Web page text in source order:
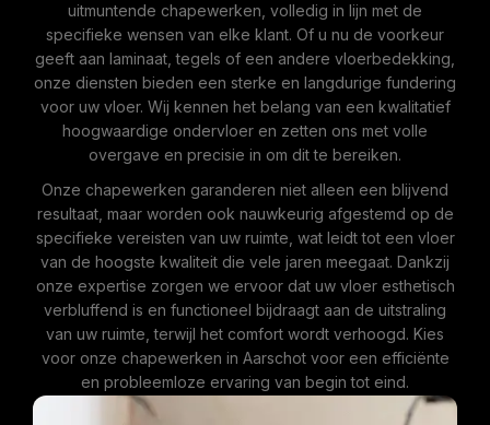
uitmuntende chapewerken, volledig in lijn met de
specifieke wensen van elke klant. Of u nu de voorkeur
geeft aan laminaat, tegels of een andere vloerbedekking,
onze diensten bieden een sterke en langdurige fundering
voor uw vloer. Wij kennen het belang van een kwalitatief
hoogwaardige ondervloer en zetten ons met volle
overgave en precisie in om dit te bereiken.
Onze chapewerken garanderen niet alleen een blijvend
resultaat, maar worden ook nauwkeurig afgestemd op de
specifieke vereisten van uw ruimte, wat leidt tot een vloer
van de hoogste kwaliteit die vele jaren meegaat. Dankzij
onze expertise zorgen we ervoor dat uw vloer esthetisch
verbluffend is en functioneel bijdraagt aan de uitstraling
van uw ruimte, terwijl het comfort wordt verhoogd. Kies
voor onze chapewerken in Aarschot voor een efficiënte
en probleemloze ervaring van begin tot eind.